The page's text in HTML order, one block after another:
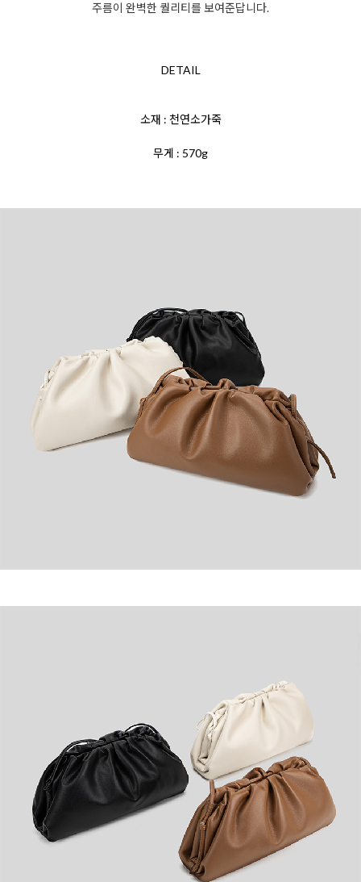
주름이 완벽한 퀄리티를 보여준답니다.
DETAIL
소재 : 천연소가죽
무게 : 570g